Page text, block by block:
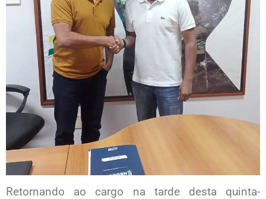
Retornando ao cargo na tarde desta quinta-